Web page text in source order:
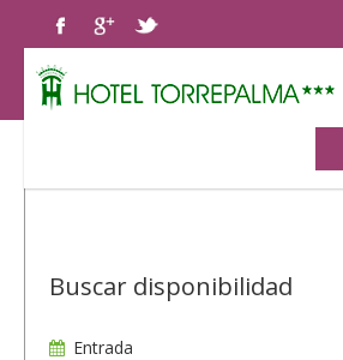
Buscar disponibilidad
Entrada